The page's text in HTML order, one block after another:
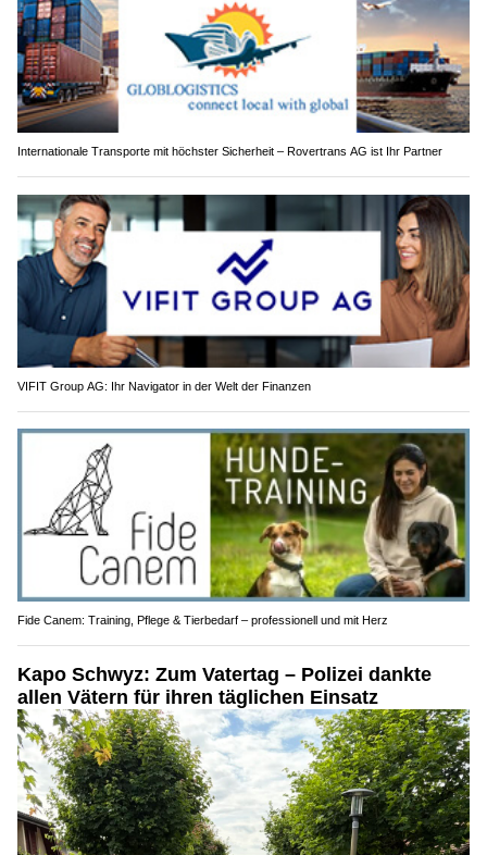
Internationale Transporte mit höchster Sicherheit – Rovertrans AG ist Ihr Partner
VIFIT Group AG: Ihr Navigator in der Welt der Finanzen
Fide Canem: Training, Pflege & Tierbedarf – professionell und mit Herz
Kapo Schwyz: Zum Vatertag – Polizei dankte
allen Vätern für ihren täglichen Einsatz